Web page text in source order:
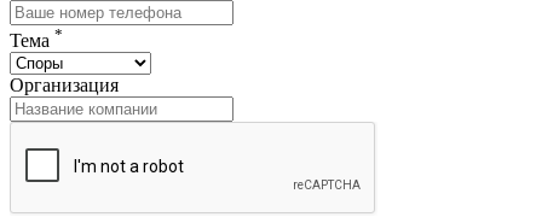
Тема *
Организация